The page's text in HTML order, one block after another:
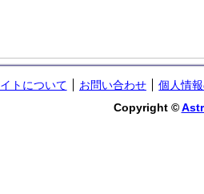
トについて お問い合わせ
個人情
Copyright ©